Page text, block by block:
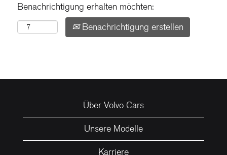
Benachrichtigung erhalten möchten:
Benachrichtigung erstellen
Über Volvo Cars
Unsere Modelle
Karriere